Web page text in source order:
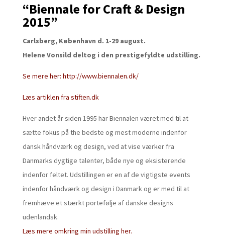
“Biennale for Craft & Design
2015”
Carlsberg, København d. 1-29 august.
Helene Vonsild deltog i den prestigefyldte udstilling.
Se mere her: http://www.biennalen.dk/
Læs artiklen fra stiften.dk
Hver andet år siden 1995 har Biennalen været med til at
sætte fokus på the bedste og mest moderne indenfor
dansk håndværk og design, ved at vise værker fra
Danmarks dygtige talenter, både nye og eksisterende
indenfor feltet. Udstillingen er en af de vigtigste events
indenfor håndværk og design i Danmark og er med til at
fremhæve et stærkt portefølje af danske designs
udenlandsk.
Læs mere omkring min udstilling her.